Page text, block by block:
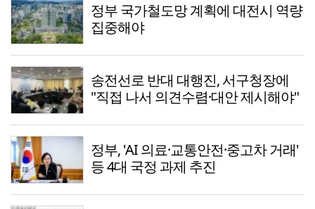
정부 국가철도망 계획에 대전시 역량
집중해야
송전선로 반대 대행진, 서구청장에
"직접 나서 의견수렴·대안 제시해야"
정부, 'AI 의료·교통안전·중고차 거래'
등 4대 국정 과제 추진